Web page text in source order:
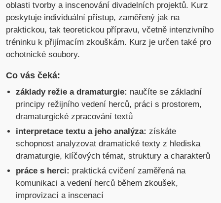
oblasti tvorby a inscenování divadelních projektů. Kurz
poskytuje individuální přístup, zaměřený jak na
praktickou, tak teoretickou přípravu, včetně intenzivního
tréninku k přijímacím zkouškám. Kurz je určen také pro
ochotnické soubory.
Co vás čeká:
základy režie a dramaturgie: naučíte se základní
principy režijního vedení herců, práci s prostorem,
dramaturgické zpracování textů
interpretace textu a jeho analýza: získáte
schopnost analyzovat dramatické texty z hlediska
dramaturgie, klíčových témat, struktury a charakterů
práce s herci: praktická cvičení zaměřená na
komunikaci a vedení herců během zkoušek,
improvizací a inscenací